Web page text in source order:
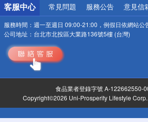
客服中心 常見問題 服務公告 意見信
服務時間： 週一至週日 09:00-21:00，例假日依網站公
公司地址： 台北市北投區大業路136號5樓 (台灣)
食品業者登錄字號 A-122662550-
Copyright©2026 Uni-Prosperity Lifestyle